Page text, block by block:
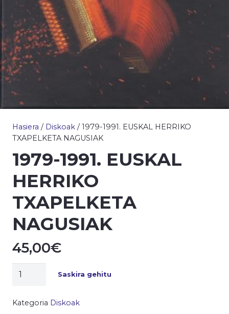
Hasiera / Diskoak / 1979-1991. EUSKAL HERRIKO
TXAPELKETA NAGUSIAK
1979-1991. EUSKAL
HERRIKO
TXAPELKETA
NAGUSIAK
45,00€
1979-
EUSKAL
Saskira gehitu
Kategoria Diskoak